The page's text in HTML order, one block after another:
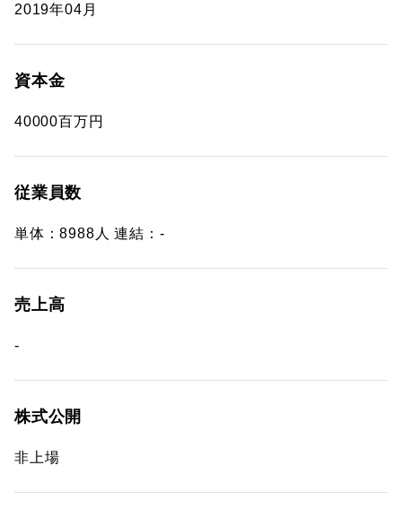
2019年04月
資本金
40000百万円
従業員数
単体：8988人 連結：-
売上高
-
株式公開
非上場